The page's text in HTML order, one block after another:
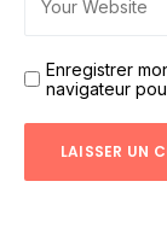
Enregistrer
navigateur